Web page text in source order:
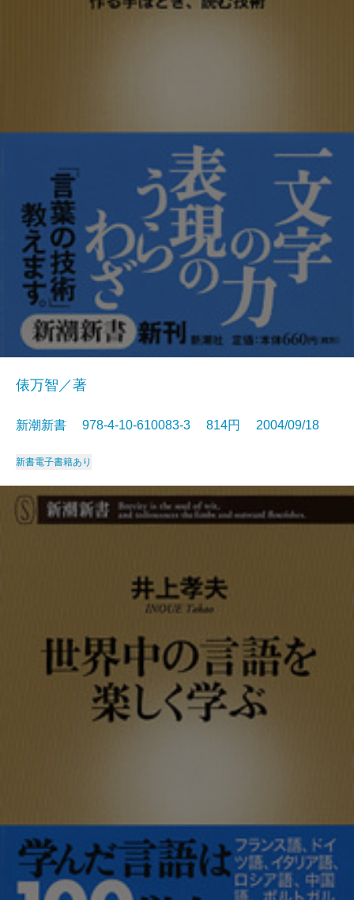
俵万智／著
新潮新書 978-4-10-610083-3 814円 2004/09/18
新書電子書籍あり